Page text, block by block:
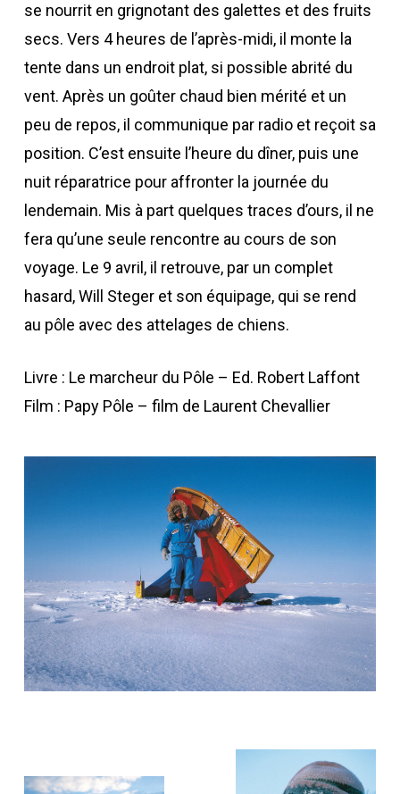
se nourrit en grignotant des galettes et des fruits
secs. Vers 4 heures de l’après-midi, il monte la
tente dans un endroit plat, si possible abrité du
vent. Après un goûter chaud bien mérité et un
peu de repos, il communique par radio et reçoit sa
position. C’est ensuite l’heure du dîner, puis une
nuit réparatrice pour affronter la journée du
lendemain. Mis à part quelques traces d’ours, il ne
fera qu’une seule rencontre au cours de son
voyage. Le 9 avril, il retrouve, par un complet
hasard, Will Steger et son équipage, qui se rend
au pôle avec des attelages de chiens.
Livre : Le marcheur du Pôle – Ed. Robert Laffont
Film : Papy Pôle – film de Laurent Chevallier